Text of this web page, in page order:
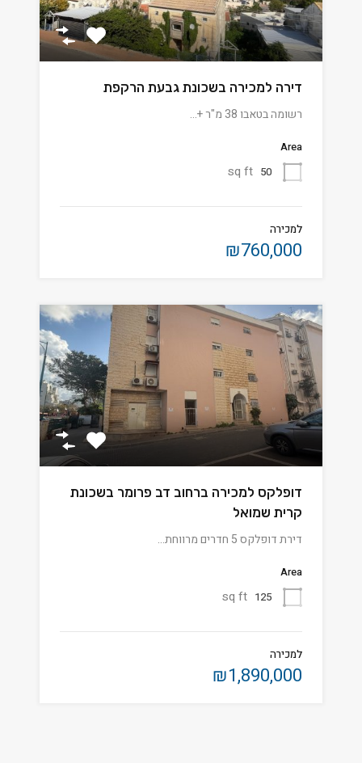
דירה למכירה בשכונת גבעת הרקפת
רשומה בטאבו 38 מ"ר +…
Area
50
sq ft
למכירה
₪760,000
דופלקס למכירה ברחוב דב פרומר בשכונת
קרית שמואל
דירת דופלקס 5 חדרים מרווחת…
Area
125
sq ft
למכירה
₪1,890,000